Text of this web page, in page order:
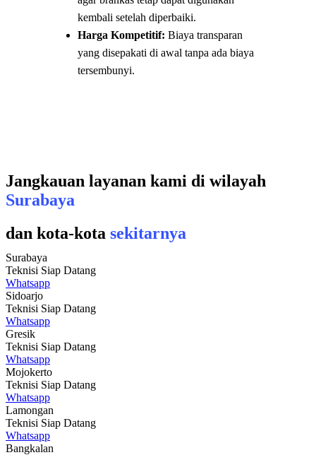
kembali setelah diperbaiki.
Harga Kompetitif: Biaya transparan
yang disepakati di awal tanpa ada biaya
tersembunyi.
Jangkauan layanan kami di wilayah
Surabaya
dan kota-kota sekitarnya
Surabaya
Teknisi Siap Datang
Whatsapp
Sidoarjo
Teknisi Siap Datang
Whatsapp
Gresik
Teknisi Siap Datang
Whatsapp
Mojokerto
Teknisi Siap Datang
Whatsapp
Lamongan
Teknisi Siap Datang
Whatsapp
Bangkalan